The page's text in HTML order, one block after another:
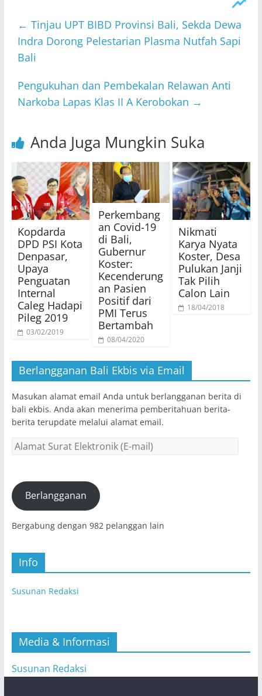
← Tinjau UPT BIBD Provinsi Bali, Sekda Dewa
Indra Dorong Pelestarian Plasma Nutfah Sapi
Bali
Pengukuhan dan Pembekalan Relawan Anti
Narkoba Lapas Klas II A Kerobokan →
Anda Juga Mungkin Suka
Kopdarda
DPD PSI Kota
Denpasar,
Upaya
Penguatan
Internal
Caleg Hadapi
Pileg 2019
03/02/2019
Perkembang
an Covid-19
di Bali,
Gubernur
Koster:
Kecenderung
an Pasien
Positif dari
PMI Terus
Bertambah
08/04/2020
Nikmati
Karya Nyata
Koster, Desa
Pulukan Janji
Tak Pilih
Calon Lain
18/04/2018
Berlangganan Bali Ekbis via Email
Masukan alamat email Anda untuk berlangganan berita di
bali ekbis. Anda akan menerima pemberitahuan berita-
berita terupdate melalui alamat email.
Alamat
(E-
mail)Berlangganan
Bergabung dengan 982 pelanggan lain
Info
Susunan Redaksi
Media & Informasi
Susunan Redaksi